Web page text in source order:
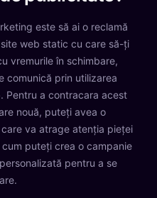
este să ai o reclamă
web static cu care să-ți
vremurile în schimbare,
comunică prin utilizarea
Pentru a contracara acest
nouă, puteți avea o
va atrage atenția pieței
puteți crea o campanie
pentru a se